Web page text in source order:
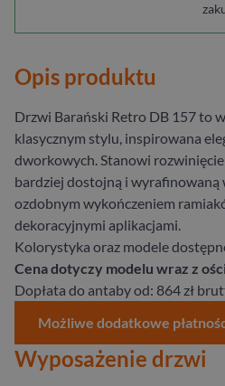
Opis produktu
Drzwi Barański Retro DB 157 to
klasycznym stylu, inspirowana
dworkowych. Stanowi
bardziej dostojną i wyrafinowaną
ozdobnym wykończeniem
dekoracyjnymi aplikacjami.
Kolorystyka oraz modele
Cena dotyczy modelu wraz z
Dopłata do antaby od: 864 zł
Możliwe dodatkowe
Wyposażenie drzwi